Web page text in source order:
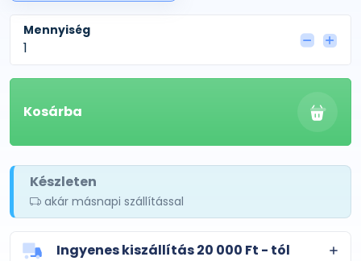
Mennyiség
Kosárba
Készleten
akár másnapi szállítással
Ingyenes kiszállítás 20 000 Ft - tól